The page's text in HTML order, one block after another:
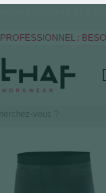
PROFESSIONNEL :